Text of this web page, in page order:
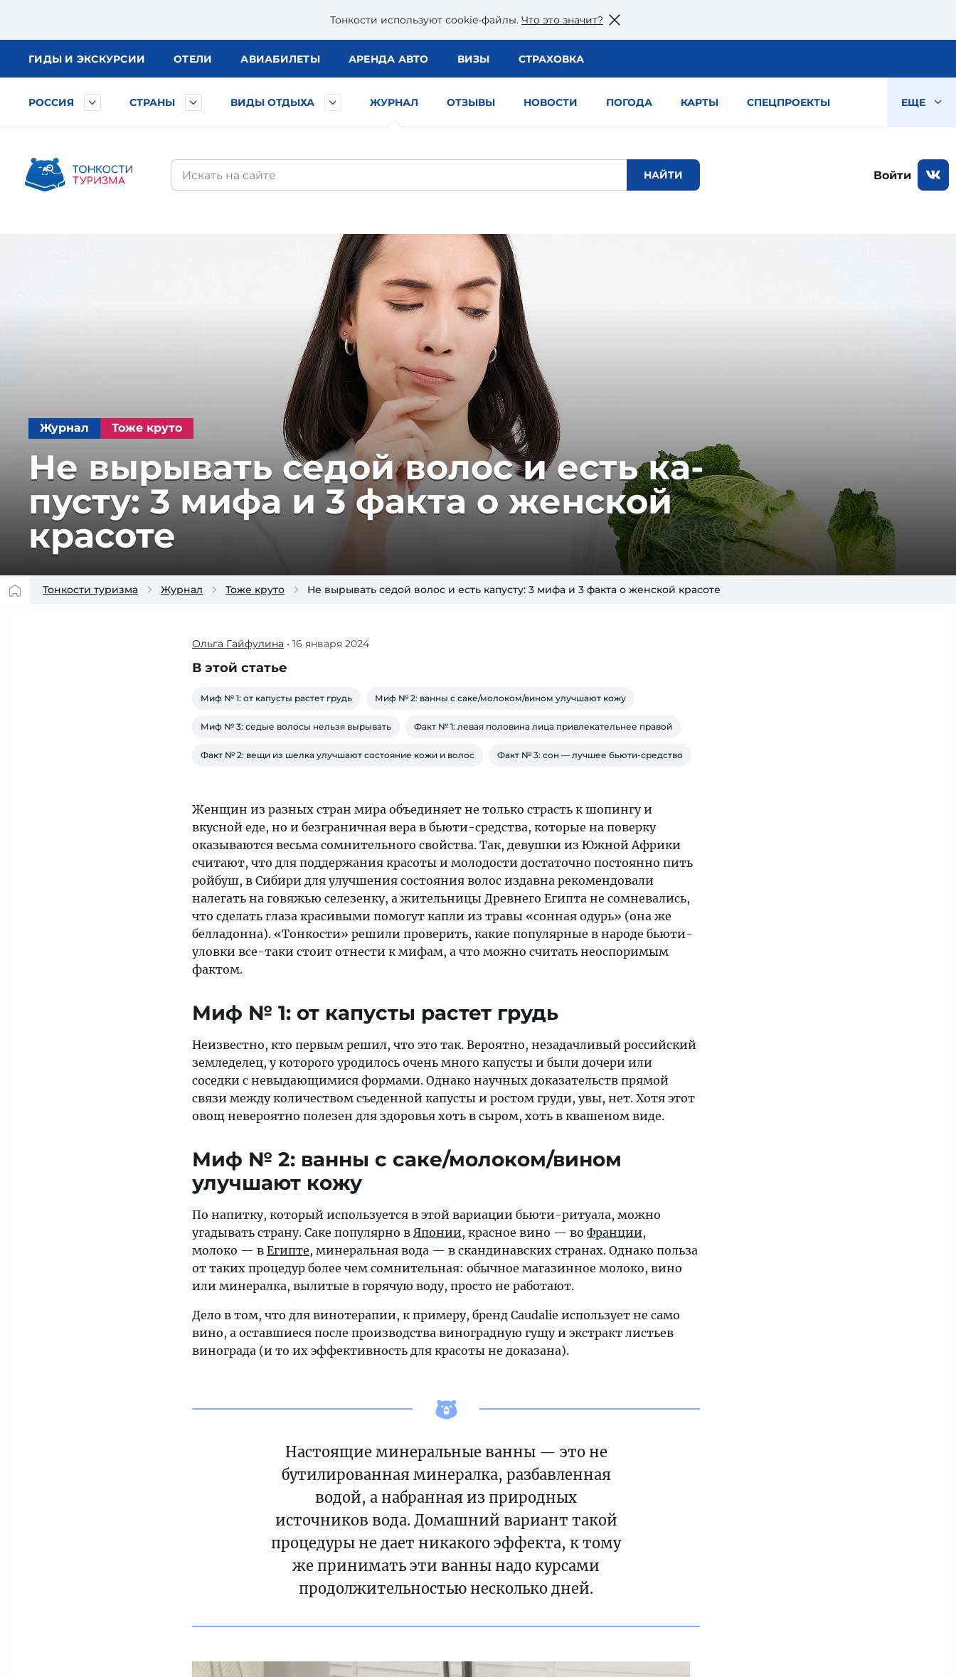
Тонкости используют сookie-файлы. Что это значит?
ГИДЫ И ЭКСКУРСИИ ОТЕЛИ АВИАБИЛЕТЫ АРЕНДА АВТО ВИЗЫ СТРАХОВКА
РОССИЯ СТРАНЫ ВИДЫ ОТДЫХА ЖУРНАЛ ОТЗЫВЫ НОВОСТИ ПОГОДА КАРТЫ СПЕЦПРОЕКТЫ ЕЩЕ
Войти
Журнал Тоже круто
Не вырывать седой во­лос и есть ка­
пус­ту: 3 ми­фа и 3 фак­та о жен­ской
красоте
Тонкости туризма Журнал Тоже круто Не вырывать седой волос и есть капусту: 3 мифа и 3 факта о женской красоте
«Тонкости»
решили
какие
народе
все-
таки
стоит
отнести
к
мифам,
а
что
можно
считать
фактом
Ольга Гайфулина • 16 января 2024
В этой статье
Миф № 1: от капусты растет грудь Миф № 2: ванны с саке/молоком/вином улучшают кожу
Миф № 3: седые волосы нельзя вырывать Факт № 1: левая половина лица привлекательнее правой
Факт № 2: вещи из шелка улучшают состояние кожи и волос Факт № 3: сон — лучшее бьюти-средство
Женщин из разных стран мира объединяет не только страсть к шопингу и
вкусной еде, но и безграничная вера в бьюти-средства, которые на поверку
оказываются весьма сомнительного свойства. Так, девушки из Южной Африки
считают, что для поддержания красоты и молодости достаточно постоянно пить
ройбуш, в Сибири для улучшения состояния волос издавна рекомендовали
налегать на говяжью селезенку, а жительницы Древнего Египта не сомневались,
что сделать глаза красивыми помогут капли из травы «сонная одурь» (она же
белладонна). «Тонкости» решили проверить, какие популярные в народе бьюти-
уловки все-таки стоит отнести к мифам, а что можно считать неоспоримым
фактом.
Миф № 1: от капусты растет грудь
Неизвестно, кто первым решил, что это так. Вероятно, незадачливый российский
земледелец, у которого уродилось очень много капусты и были дочери или
соседки с невыдающимися формами. Однако научных доказательств прямой
связи между количеством съеденной капусты и ростом груди, увы, нет. Хотя этот
овощ невероятно полезен для здоровья хоть в сыром, хоть в квашеном виде.
Миф № 2: ванны с саке/молоком/вином
улучшают кожу
По напитку, который используется в этой вариации бьюти-ритуала, можно
угадывать страну. Саке популярно в Японии, красное вино — во Франции,
молоко — в Египте, минеральная вода — в скандинавских странах. Однако польза
от таких процедур более чем сомнительная: обычное магазинное молоко, вино
или минералка, вылитые в горячую воду, просто не работают.
Дело в том, что для винотерапии, к примеру, бренд Caudalie использует не само
вино, а оставшиеся после производства виноградную гущу и экстракт листьев
винограда (и то их эффективность для красоты не доказана).
Настоящие минеральные ванны — это не
бутилированная минералка, разбавленная
водой, а набранная из природных
источников вода. Домашний вариант такой
процедуры не дает никакого эффекта, к тому
же принимать эти ванны надо курсами
продолжительностью несколько дней.